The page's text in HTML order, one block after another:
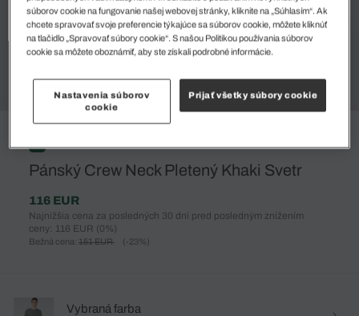
%
Pánský Crew Neck Pletený Khaki Svetr
116 EUR
Najnižšia cena za posledných 30 dní pred posledným znížením
ceny: 116 EUR (0%)
Bežná cena: 151 EUR (-23%)
Vybraná farba
súborov cookie na fungovanie našej webovej stránky, kliknite na „Súhlasím“. Ak
chcete spravovať svoje preferencie týkajúce sa súborov cookie, môžete kliknúť
na tlačidlo „Spravovať súbory cookie“. S našou Politikou používania súborov
cookie sa môžete oboznámiť, aby ste získali podrobné informácie.
Nastavenia súborov
cookie
Prijať všetky súbory cookie